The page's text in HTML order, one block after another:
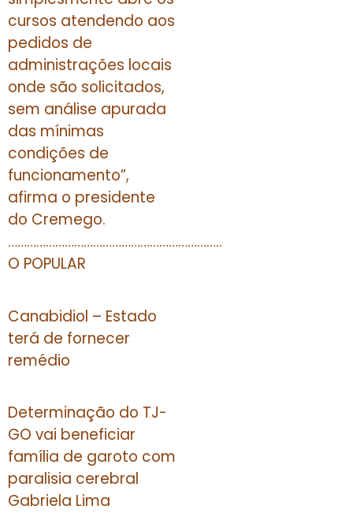
cursos atendendo aos
pedidos de
administrações locais
onde são solicitados,
sem análise apurada
das mínimas
condições de
funcionamento”,
afirma o presidente
do Cremego.
…………………………………………………………..
O POPULAR
Canabidiol – Estado
terá de fornecer
remédio
Determinação do TJ-
GO vai beneficiar
família de garoto com
paralisia cerebral
Gabriela Lima